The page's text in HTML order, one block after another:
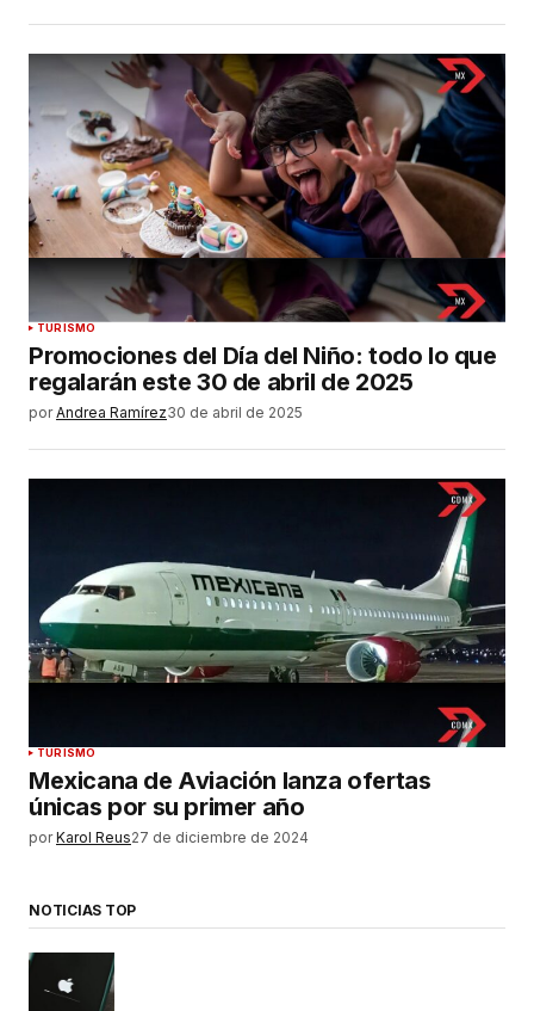
TURISMO
Promociones del Día del Niño: todo lo que
regalarán este 30 de abril de 2025
por Andrea Ramírez30 de abril de 2025
TURISMO
Mexicana de Aviación lanza ofertas
únicas por su primer año
por Karol Reus27 de diciembre de 2024
NOTICIAS TOP